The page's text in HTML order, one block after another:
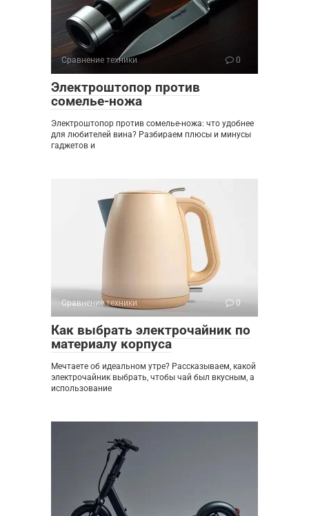
Сравнение техники 0
Электроштопор против
сомелье-ножа
Электроштопор против сомелье-ножа: что удобнее
для любителей вина? Разбираем плюсы и минусы
гаджетов и
Сравнение техники 0
Как выбрать электрочайник по
материалу корпуса
Мечтаете об идеальном утре? Рассказываем, какой
электрочайник выбрать, чтобы чай был вкусным, а
использование